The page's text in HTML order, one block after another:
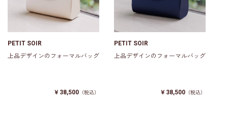
PETIT SOIR
上品デザインのフォーマルバッグ
￥38,500 （税込）
PETIT SOIR
上品デザインのフォーマルバッグ
￥38,500 （税込）